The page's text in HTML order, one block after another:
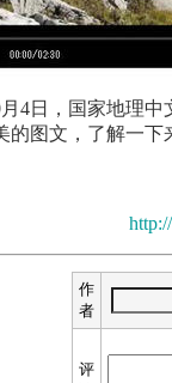
4日，国家地理中
的图文，了解一下